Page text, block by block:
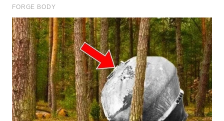
SOLO
WN
BOROBUDUR
WN
MADURA
WN
SURABAYA